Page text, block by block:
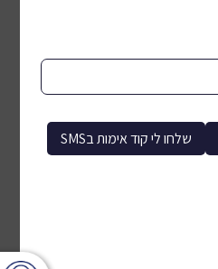
שלחו לי קוד אימות בSMS